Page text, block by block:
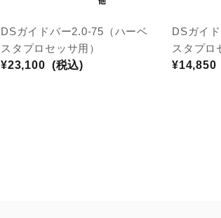
DSガイドバー2.0-75（ハーベ
スタプロセッサ用）
¥23,100 (税込)
DSガイ
スタプロ
¥14,850